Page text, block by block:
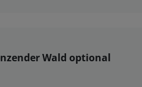
Wald optional